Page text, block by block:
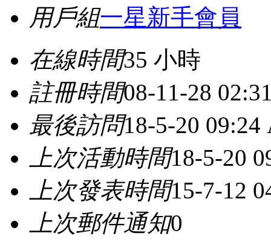
用戶組一星新手會員
在線時間35 小時
註冊時間08-11-28
最後訪問18-5-20 09:24
上次活動時間18-5-20
上次發表時間15-7-12
上次郵件通知0